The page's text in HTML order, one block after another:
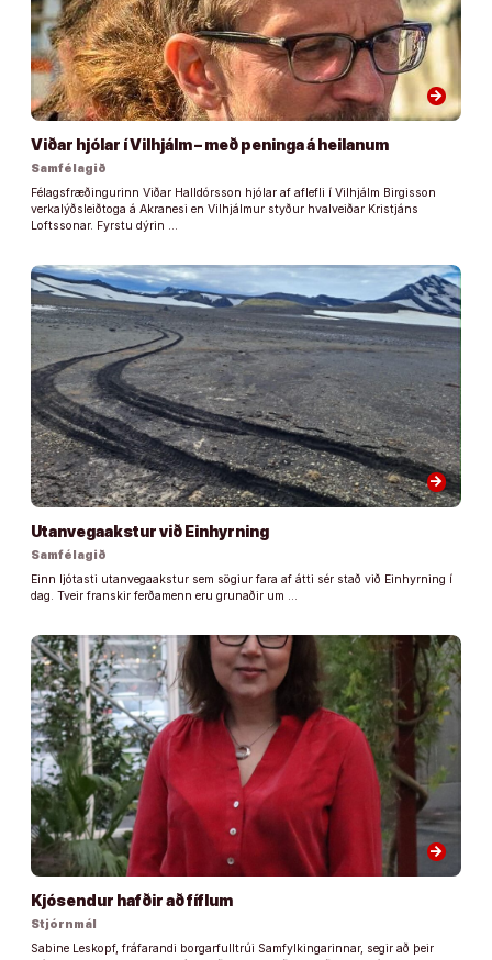
arrow_forward
Viðar hjólar í Vilhjálm – með peninga á heilanum
Samfélagið
Félagsfræðingurinn Viðar Halldórsson hjólar af aflefli í Vilhjálm Birgisson
verkalýðsleiðtoga á Akranesi en Vilhjálmur styður hvalveiðar Kristjáns
Loftssonar. Fyrstu dýrin …
arrow_forward
Utanvegaakstur við Einhyrning
Samfélagið
Einn ljótasti utanvegaakstur sem sögiur fara af átti sér stað við Einhyrning í
dag. Tveir franskir ferðamenn eru grunaðir um …
arrow_forward
Kjósendur hafðir að fíflum
Stjórnmál
Sabine Leskopf, fráfarandi borgarfulltrúi Samfylkingarinnar, segir að þeir